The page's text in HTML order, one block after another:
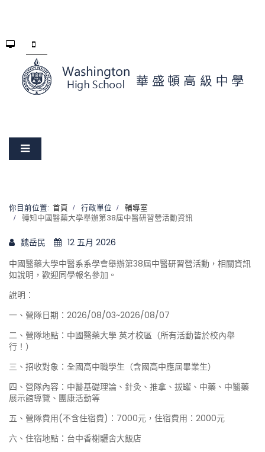
你目前位置: 首頁 行政單位
輔導室
轉知中國醫藥大學舉辦第38屆中醫研習營活動資訊
魏岳民
12 五月 2026
中國醫藥大學中醫系系學會舉辦第38屆中醫研習營活動，相關資訊
如說明，歡迎同學報名參加。
說明：
一、營隊日期：2026/08/03~2026/08/07
二、營隊地點：中國醫藥大學 英才校區（所有活動皆於校內舉
行！）
三、招收對象：全國高中職學生（含國高中應屆畢業生）
四、營隊內容：中醫基礎理論、針灸、推拿、拔罐、中藥、中醫藥
展示館導覽、團康活動等
五、營隊費用(不含住宿費)：7000元，住宿費用：2000元
六、住宿地點：台中香榭驪舍大飯店